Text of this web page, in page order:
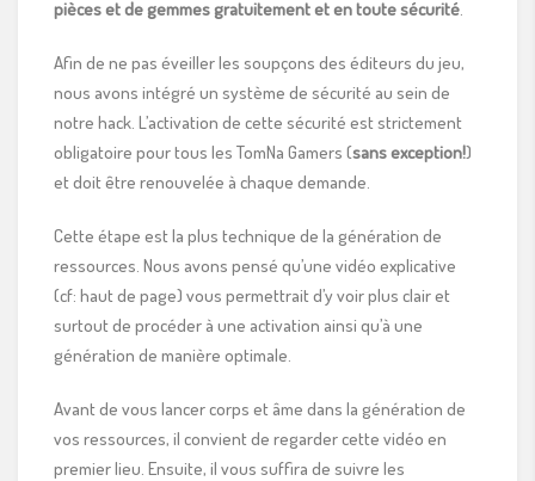
pièces et de gemmes gratuitement et en toute sécurité
Afin de ne pas éveiller les soupçons des éditeurs du jeu,
nous avons intégré un système de sécurité au sein de
notre hack. L’activation de cette sécurité est strictement
obligatoire pour tous les TomNa Gamers (sans exception!)
et doit être renouvelée à chaque demande.
Cette étape est la plus technique de la génération de
ressources. Nous avons pensé qu’une vidéo explicative
(cf: haut de page) vous permettrait d’y voir plus clair et
surtout de procéder à une activation ainsi qu’à une
génération de manière optimale.
Avant de vous lancer corps et âme dans la génération de
vos ressources, il convient de regarder cette vidéo en
premier lieu. Ensuite, il vous suffira de suivre les